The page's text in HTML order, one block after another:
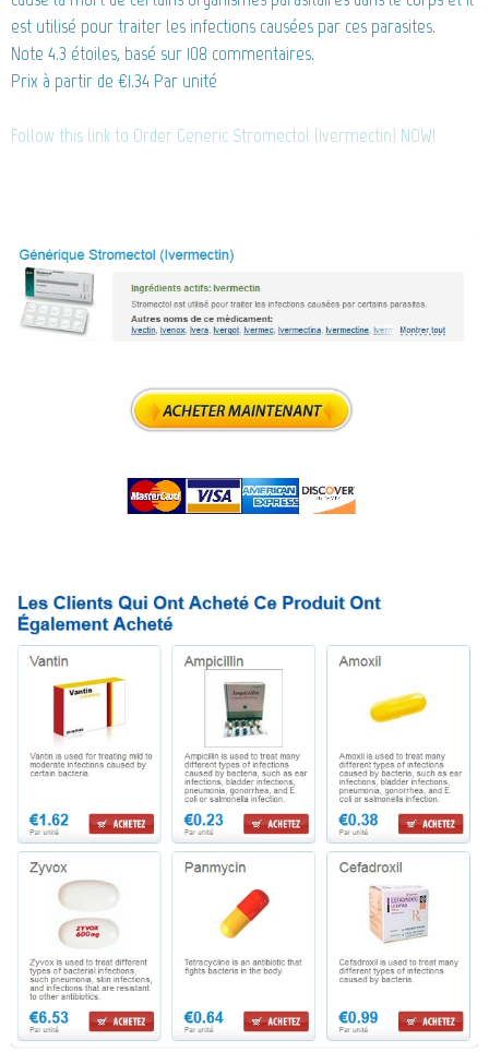
est utilisé pour traiter les infections causées par ces parasites.
Note 4.3 étoiles, basé sur 108 commentaires.
Prix à partir de €1.34 Par unité
Follow this link to Order Generic Stromectol (Ivermectin) NOW!